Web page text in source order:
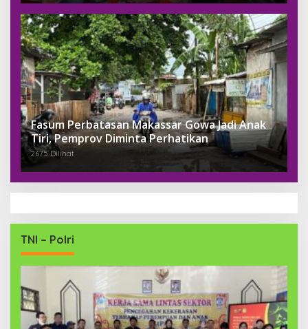
Fasum Perbatasan Makassar Gowa Jadi Anak
Tiri, Pemprov Diminta Perhatikan
2675 Dilihat
TNI – Polri